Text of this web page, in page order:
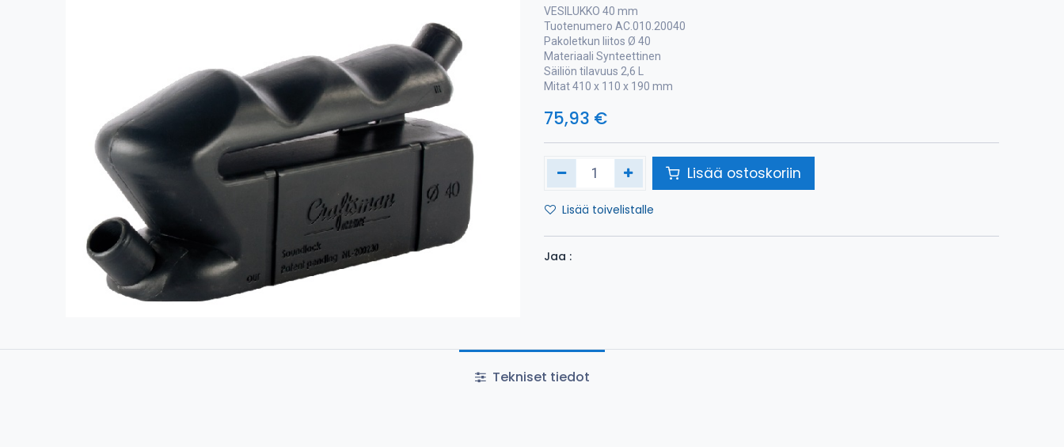
VESILUKKO 40 mm
Tuotenumero AC.010.20040
Pakoletkun liitos Ø 40
Materiaali Synteettinen
Säiliön tilavuus 2,6 L
Mitat 410 x 110 x 190 mm
75,93 €
Lisää ostoskoriin
Lisää toivelistalle
Jaa :
Tekniset tiedot